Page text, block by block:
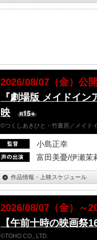
2026/08/07（金）公
『劇場版 メイドイ
映
©つくしあきひと・竹書房／メイド
小島正幸
富田美憂/伊瀬茉
作品情報・上映スケジュール
2026/08/07（金）～
【午前十時の映画祭
©TOHO CO., LTD.